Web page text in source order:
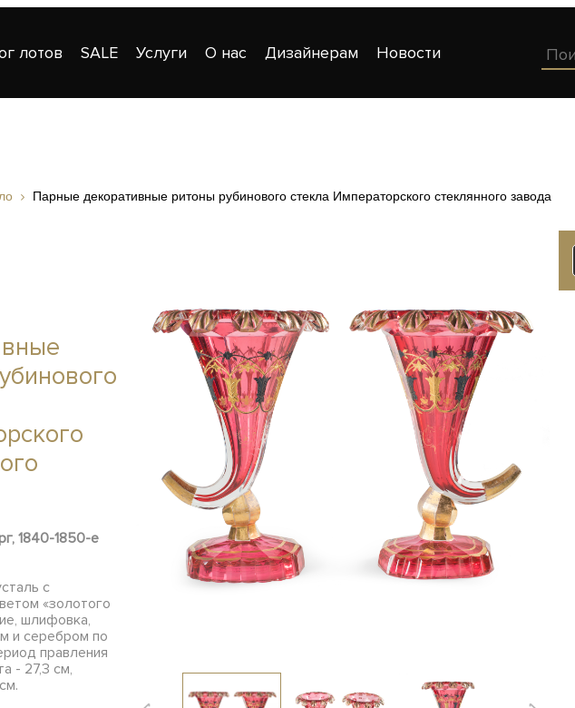
лотов SALE Услуги О нас Дизайнерам Новости
Парные декоративные ритоны рубинового стекла Императорского стеклянного завода
1840-1850-е
с
«золотого
шлифовка,
и серебром по
правления
- 27,3 см,